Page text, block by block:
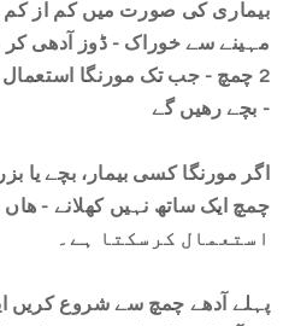
2 چمچ - جب تک مورنگا
بچے رھیں گے -
استعمال کرسکتا ہے۔
پہلے آدھے چمچ سے شروع کریں